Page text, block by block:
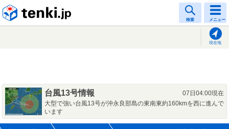
検索 メニュー
現在地
台風13号情報
07日04:00現在
大型で強い台風13号が沖永良部島の東南東約160kmを西に進んで
います